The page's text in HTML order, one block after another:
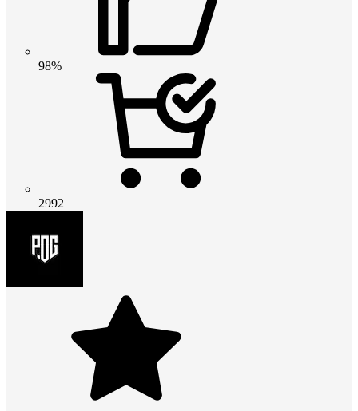
98%
2992